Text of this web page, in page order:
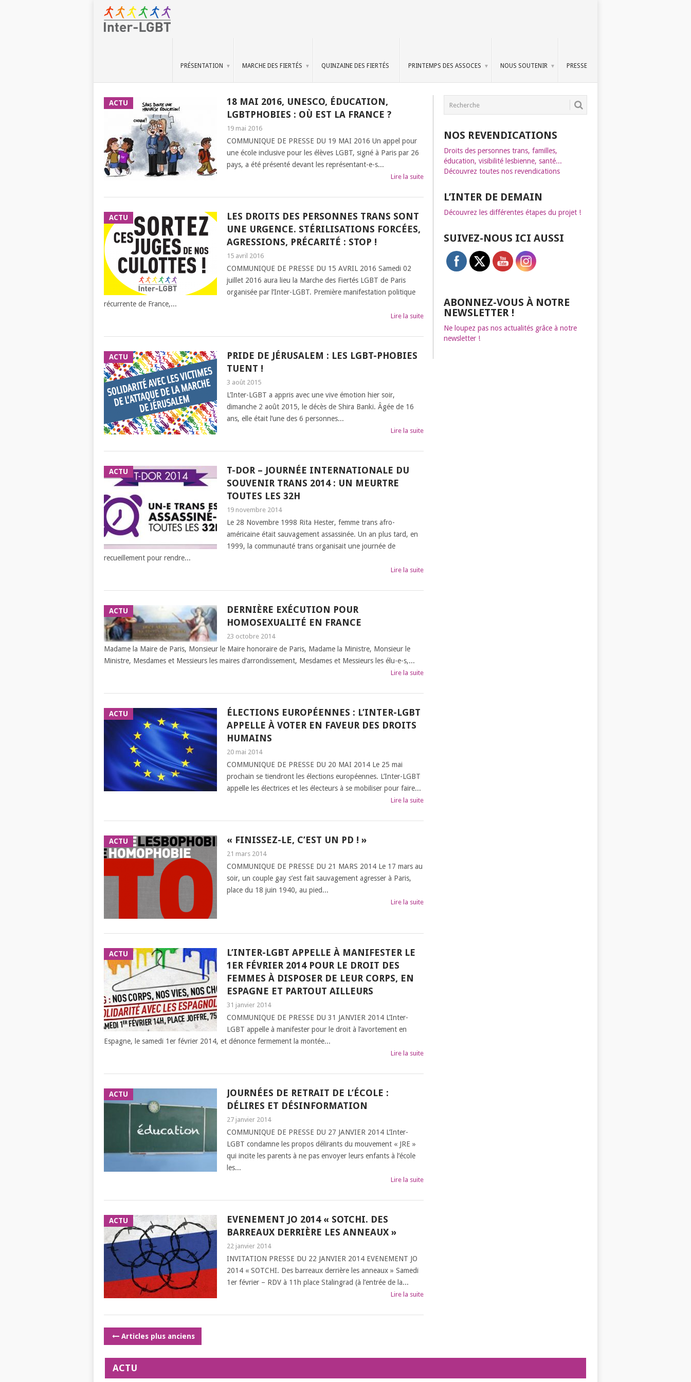
PRÉSENTATION MARCHE DES FIERTÉS QUINZAINE DES FIERTÉS PRINTEMPS DES ASSOCES NOUS SOUTENIR PRESSE
ACTU
18 MAI 2016, UNESCO, ÉDUCATION,
LGBTPHOBIES : OÙ EST LA FRANCE ?
19 mai 2016
COMMUNIQUE DE PRESSE DU 19 MAI 2016 Un appel pour
une école inclusive pour les élèves LGBT, signé à Paris par 26
pays, a été présenté devant les représentant-e-s...
Lire la suite
ACTU
LES DROITS DES PERSONNES TRANS SONT
UNE URGENCE. STÉRILISATIONS FORCÉES,
AGRESSIONS, PRÉCARITÉ : STOP !
15 avril 2016
COMMUNIQUE DE PRESSE DU 15 AVRIL 2016 Samedi 02
juillet 2016 aura lieu la Marche des Fiertés LGBT de Paris
organisée par l’Inter-LGBT. Première manifestation politique
récurrente de France,...
Lire la suite
ACTU
PRIDE DE JÉRUSALEM : LES LGBT-PHOBIES
TUENT !
3 août 2015
L’Inter-LGBT a appris avec une vive émotion hier soir,
dimanche 2 août 2015, le décès de Shira Banki. Âgée de 16
ans, elle était l’une des 6 personnes...
Lire la suite
ACTU
T-DOR – JOURNÉE INTERNATIONALE DU
SOUVENIR TRANS 2014 : UN MEURTRE
TOUTES LES 32H
19 novembre 2014
Le 28 Novembre 1998 Rita Hester, femme trans afro-
américaine était sauvagement assassinée. Un an plus tard, en
1999, la communauté trans organisait une journée de
recueillement pour rendre...
Lire la suite
ACTU
DERNIÈRE EXÉCUTION POUR
HOMOSEXUALITÉ EN FRANCE
23 octobre 2014
Madame la Maire de Paris, Monsieur le Maire honoraire de Paris, Madame la Ministre, Monsieur le
Ministre, Mesdames et Messieurs les maires d’arrondissement, Mesdames et Messieurs les élu-e-s,...
Lire la suite
ACTU
ÉLECTIONS EUROPÉENNES : L’INTER-LGBT
APPELLE À VOTER EN FAVEUR DES DROITS
HUMAINS
20 mai 2014
COMMUNIQUE DE PRESSE DU 20 MAI 2014 Le 25 mai
prochain se tiendront les élections européennes. L’Inter-LGBT
appelle les électrices et les électeurs à se mobiliser pour faire...
Lire la suite
ACTU « FINISSEZ-LE, C’EST UN PD ! »
21 mars 2014
COMMUNIQUE DE PRESSE DU 21 MARS 2014 Le 17 mars au
soir, un couple gay s’est fait sauvagement agresser à Paris,
place du 18 juin 1940, au pied...
Lire la suite
ACTU
L’INTER-LGBT APPELLE À MANIFESTER LE
1ER FÉVRIER 2014 POUR LE DROIT DES
FEMMES À DISPOSER DE LEUR CORPS, EN
ESPAGNE ET PARTOUT AILLEURS
31 janvier 2014
COMMUNIQUE DE PRESSE DU 31 JANVIER 2014 L’Inter-
LGBT appelle à manifester pour le droit à l’avortement en
Espagne, le samedi 1er février 2014, et dénonce fermement la montée...
Lire la suite
ACTU
JOURNÉES DE RETRAIT DE L’ÉCOLE :
DÉLIRES ET DÉSINFORMATION
27 janvier 2014
COMMUNIQUE DE PRESSE DU 27 JANVIER 2014 L’Inter-
LGBT condamne les propos délirants du mouvement « JRE »
qui incite les parents à ne pas envoyer leurs enfants à l’école
les...
Lire la suite
ACTU
EVENEMENT JO 2014 « SOTCHI. DES
BARREAUX DERRIÈRE LES ANNEAUX »
22 janvier 2014
INVITATION PRESSE DU 22 JANVIER 2014 EVENEMENT JO
2014 « SOTCHI. Des barreaux derrière les anneaux » Samedi
1er février – RDV à 11h place Stalingrad (à l’entrée de la...
Lire la suite
POSTS
Articles plus anciens
NOS REVENDICATIONS
Droits des personnes trans, familles,
éducation, visibilité lesbienne, santé...
Découvrez toutes nos revendications
L’INTER DE DEMAIN
Découvrez les différentes étapes du projet !
SUIVEZ-NOUS ICI AUSSI
ABONNEZ-VOUS À NOTRE
NEWSLETTER !
Ne loupez pas nos actualités grâce à notre
newsletter !
ACTU